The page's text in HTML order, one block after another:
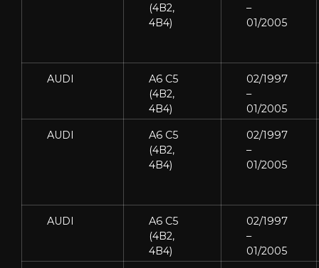
(4B2,
4B4)
–
01/2005
AUDI
A6 C5
(4B2,
4B4)
02/1997
–
01/2005
AUDI
A6 C5
(4B2,
4B4)
02/1997
–
01/2005
AUDI
A6 C5
(4B2,
4B4)
02/1997
–
01/2005